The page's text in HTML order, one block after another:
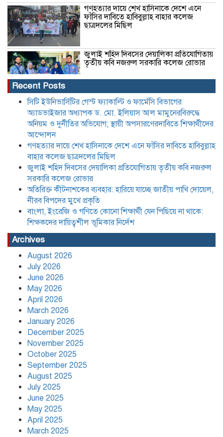
গণহত্যার দায়ে শেখ হাসিনাকে দেশে এনে
ফাঁসির দাবিতে হাবিবুল্লাহ বাহার কলেজ
ছাত্রদলের মিছিল
জুলাই শহিদ দিবসের দেয়ালিকা প্রতিযোগিতায়
তৃতীয় কবি নজরুল সরকারি কলেজ রোভার
অতিরিক্ত কীটনাশকের ব্যবহার: হারিয়ে যাচ্ছে
জাতীয় পাখি দোয়েল, নীরব বিপদের মুখে
প্রকৃতি
বাংলা, ইংরেজি ও গণিতে কোনো শিক্ষার্থী যেন
পিছিয়ে না থাকে: শিক্ষকদের দায়িত্বশীল
ভূমিকার নির্দেশ
যে তিন শর্তে লাইসেন্স ফিরে পেল আদ্-দ্বীন
হাসপাতাল,৪৫ দিন পরে চিকিৎসা সেবা শুরু
মঙ্গলবার হতে
২৬টিতে মাইক্রোপ্লাস্টিক, উদ্বেগ বাড়াচ্ছে
Recent Posts
সিটি ইউনিভার্সিটির গেস্ট ফ্যাকাল্টি ও ফার্মেসি বিভাগের
অ্যাডভাইজার অধ্যাপক ড. মো. ইলিয়াস আল মামুনেরবিরুদ্ধে
অনিয়ম ও দুর্নীতির অভিযোগ; স্থায়ী অপসারণেরদাবিতে শিক্ষার্থীদের
আন্দোলন
গণহত্যার দায়ে শেখ হাসিনাকে দেশে এনে ফাঁসির দাবিতে হাবিবুল্লাহ
বাহার কলেজ ছাত্রদলের মিছিল
জুলাই শহিদ দিবসের দেয়ালিকা প্রতিযোগিতায় তৃতীয় কবি নজরুল
সরকারি কলেজ রোভার
অতিরিক্ত কীটনাশকের ব্যবহার: হারিয়ে যাচ্ছে জাতীয় পাখি দোয়েল,
নীরব বিপদের মুখে প্রকৃতি
বাংলা, ইংরেজি ও গণিতে কোনো শিক্ষার্থী যেন পিছিয়ে না থাকে:
শিক্ষকদের দায়িত্বশীল ভূমিকার নির্দেশ
Archives
August 2026
July 2026
June 2026
May 2026
April 2026
March 2026
January 2026
December 2025
November 2025
October 2025
September 2025
August 2025
July 2025
June 2025
May 2025
April 2025
March 2025